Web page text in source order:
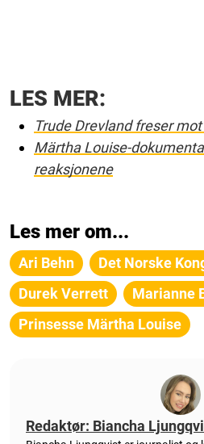
LES MER:
Trude Drevland freser
Märtha Louise-
reaksjonene
Les mer om...
Ari Behn
Det Norske
Durek Verrett
Marianne
Prinsesse Märtha Louise
Redaktør: Biancha